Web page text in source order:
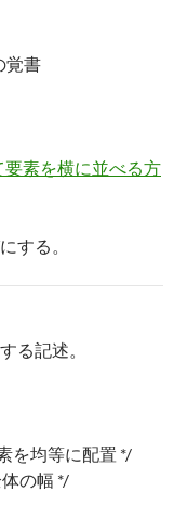
覚書
要素を横に並べる方
する。
る記述。
を均等に配置 */
の幅 */